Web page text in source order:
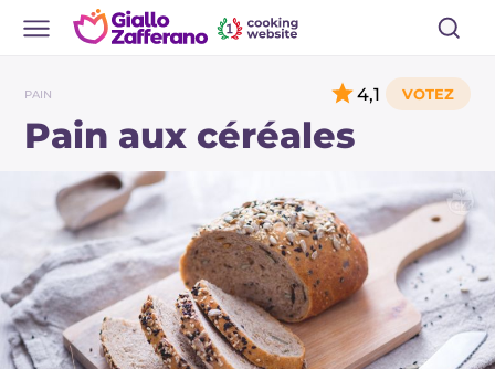
PAIN
Pain aux céréales
4,1